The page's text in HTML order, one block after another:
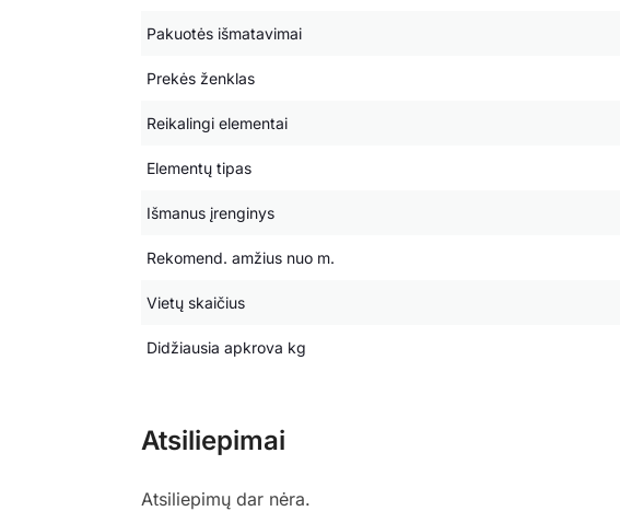
Pakuotės išmatavimai
Prekės ženklas
Reikalingi elementai
Elementų tipas
Išmanus įrenginys
Rekomend. amžius nuo m.
Vietų skaičius
Didžiausia apkrova kg
Atsiliepimai
Atsiliepimų dar nėra.